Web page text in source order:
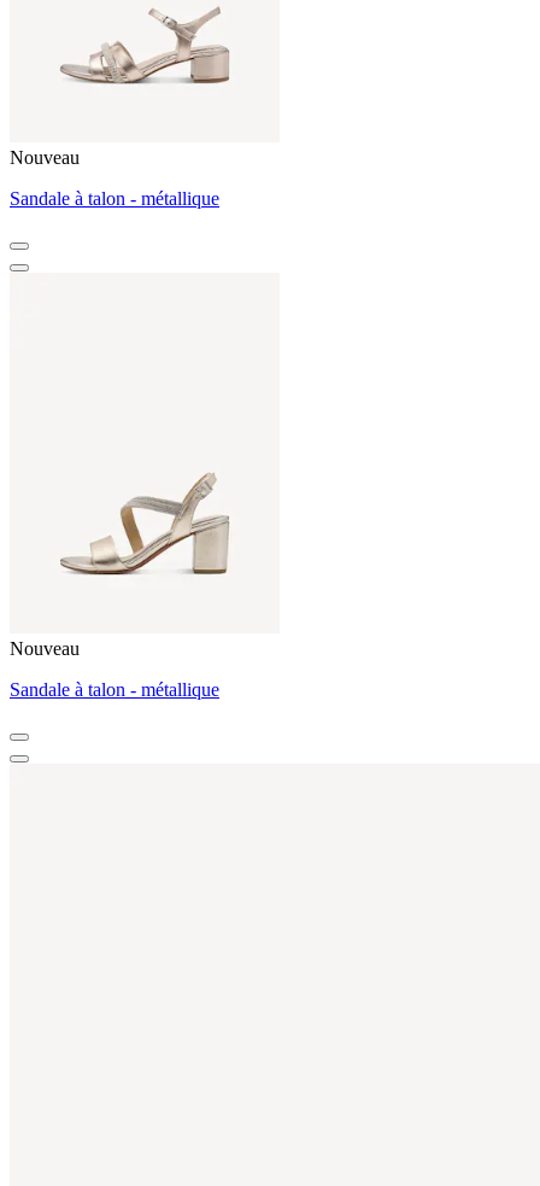
Nouveau
Sandale à talon - métallique
Nouveau
Sandale à talon - métallique